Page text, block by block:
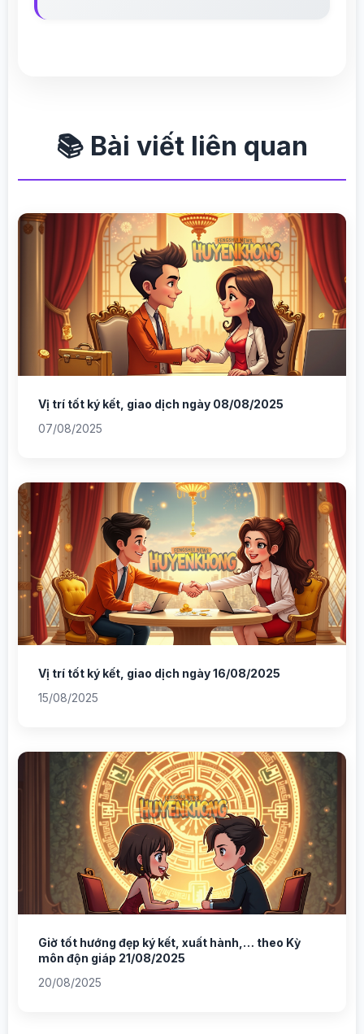
📚 Bài viết liên quan
Vị trí tốt ký kết, giao dịch ngày 08/08/2025
07/08/2025
Vị trí tốt ký kết, giao dịch ngày 16/08/2025
15/08/2025
Giờ tốt hướng đẹp ký kết, xuất hành,… theo Kỳ
môn độn giáp 21/08/2025
20/08/2025